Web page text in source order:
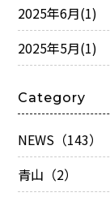
2025年6月(1)
2025年5月(1)
Category
NEWS（143）
青山（2）